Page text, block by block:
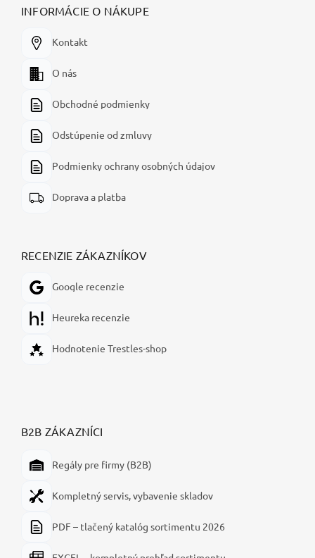
INFORMÁCIE O NÁKUPE
Kontakt
O nás
Obchodné podmienky
Odstúpenie od zmluvy
Podmienky ochrany osobných údajov
Doprava a platba
RECENZIE ZÁKAZNÍKOV
Google recenzie
Heureka recenzie
Hodnotenie Trestles-shop
B2B ZÁKAZNÍCI
Regály pre firmy (B2B)
Kompletný servis, vybavenie skladov
PDF – tlačený katalóg sortimentu 2026